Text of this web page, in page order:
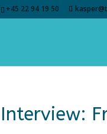
+45 22 94 19 50
Interview: